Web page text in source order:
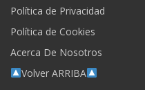
Política de Privacidad
Política de Cookies
Acerca De Nosotros
Volver ARRIBA